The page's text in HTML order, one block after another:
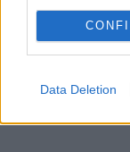
Data Deletion